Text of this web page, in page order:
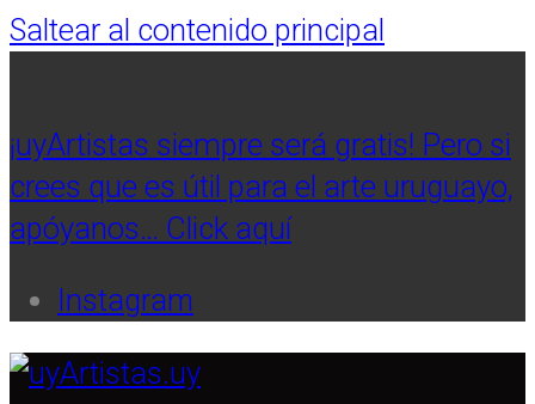
Saltear al contenido principal
¡uyArtistas siempre será gratis! Pero si
crees que es útil para el arte uruguayo,
apóyanos… Click aquí
Instagram